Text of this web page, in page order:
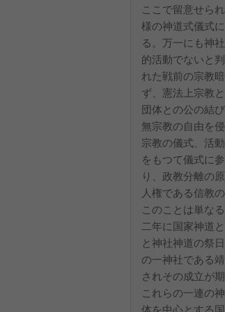
ここで留意せら
様の神道式儀式
る。万一にも神
的活動でないと
れた戦前の宗教
ず、憲法上宗教
団体との公の結
無宗教の自由を
宗教の儀式、活
をもつて儀式に
り、政教分離の
人権である信教
このことは単な
二年に国家神道
と神社神道の祭
の一神社である
されその成立が
これらの一連の
体を中心とする